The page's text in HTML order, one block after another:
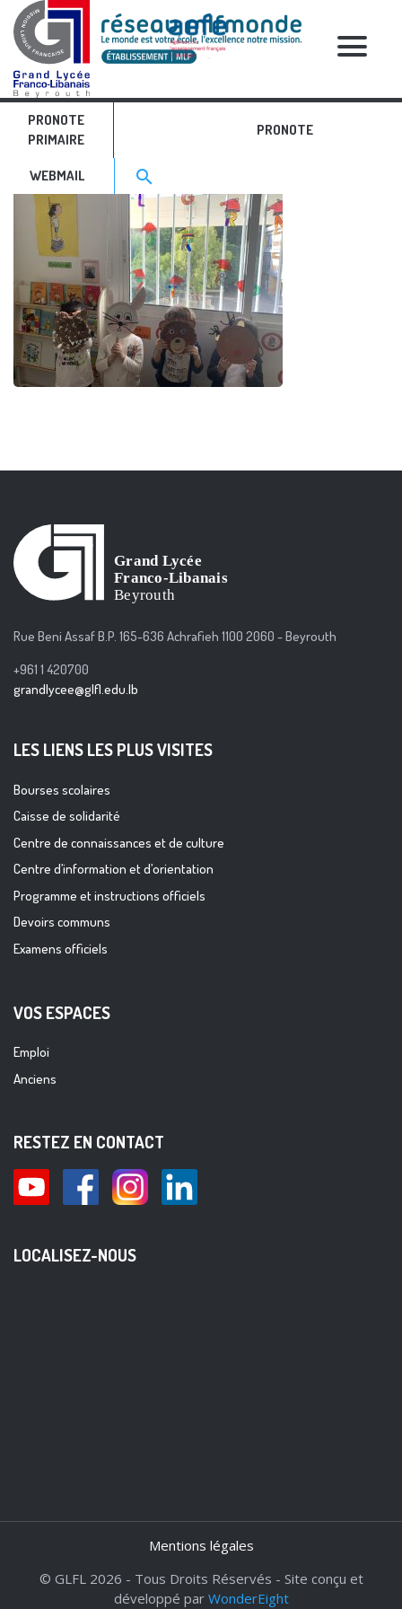
PRONOTE
PRIMAIRE
PRONOTE
WEBMAIL Search for:>
search
RELATIVE POSTS
image_50422017
Rue Beni Assaf B.P. 165-636 Achrafieh 1100 2060 - Beyrouth
+961 1 420700
grandlycee@glfl.edu.lb
LES LIENS LES PLUS VISITES
Bourses scolaires
Caisse de solidarité
Centre de connaissances et de culture
Centre d’information et d’orientation
Programme et instructions officiels
Devoirs communs
Examens officiels
VOS ESPACES
Emploi
Anciens
RESTEZ EN CONTACT
LOCALISEZ-NOUS
Mentions légales
© GLFL 2026 - Tous Droits Réservés - Site conçu et
développé par WonderEight